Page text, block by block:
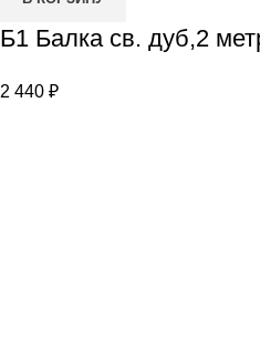
Б1 Балка св. дуб,2
2 440₽